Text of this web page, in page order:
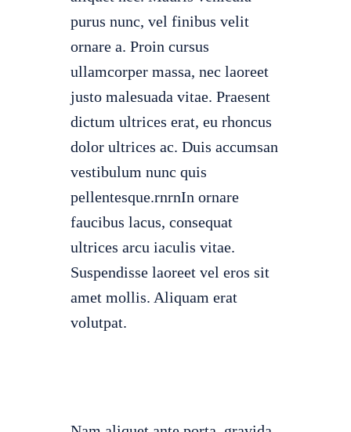
purus nunc, vel finibus velit
ornare a. Proin cursus
ullamcorper massa, nec laoreet
justo malesuada vitae. Praesent
dictum ultrices erat, eu rhoncus
dolor ultrices ac. Duis accumsan
vestibulum nunc quis
pellentesque.rnrnIn ornare
faucibus lacus, consequat
ultrices arcu iaculis vitae.
Suspendisse laoreet vel eros sit
amet mollis. Aliquam erat
volutpat.